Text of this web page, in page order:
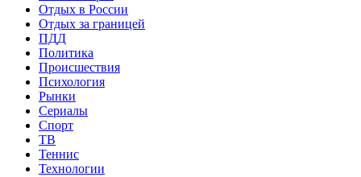
Отдых в России
Отдых за границей
ПДД
Политика
Происшествия
Психология
Рынки
Сериалы
Спорт
ТВ
Теннис
Технологии